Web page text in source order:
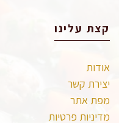
קצת עלינו
אודות
יצירת קשר
מפת אתר
מדיניות פרטיות